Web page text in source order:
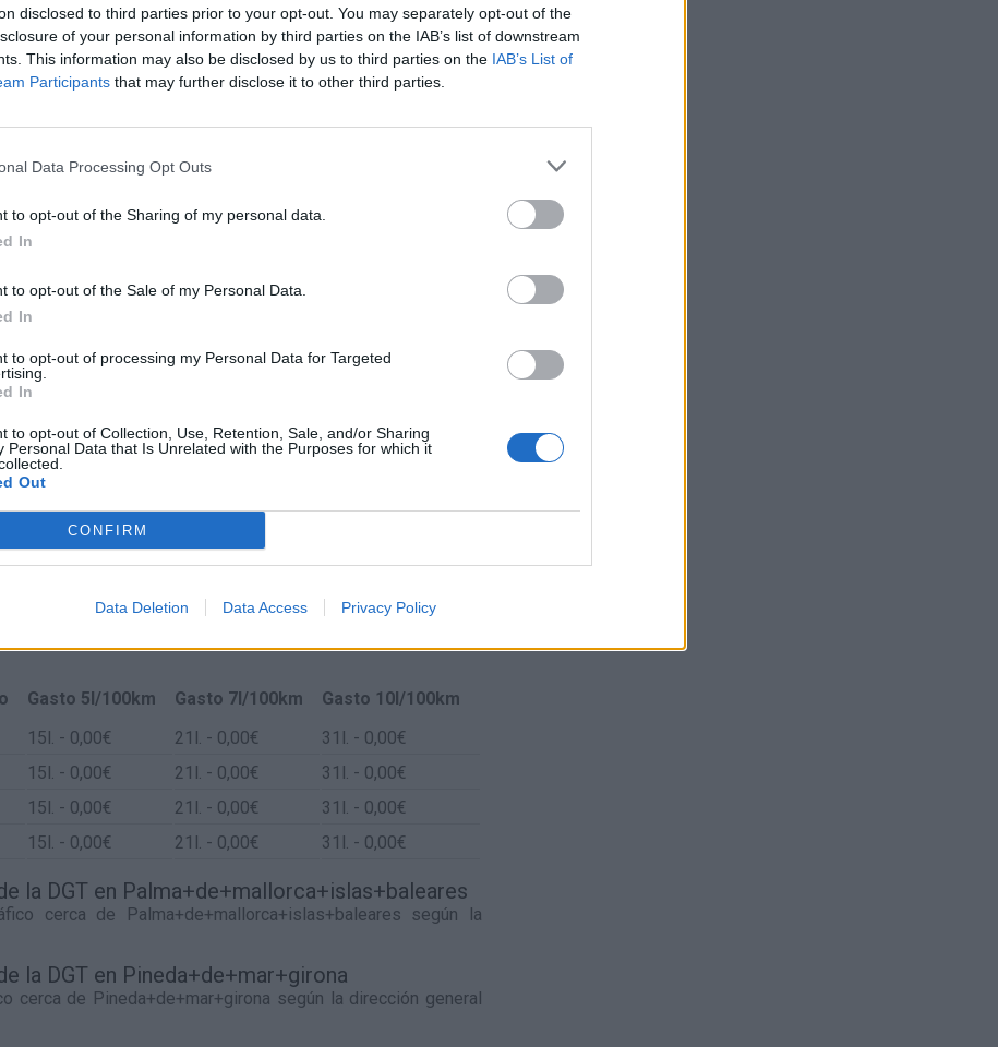
disclosed to third parties prior to your opt-out. You may separately opt-out of the
of your personal information by third parties on the IAB’s list of downstream
This information may also be disclosed by us to third parties on the IAB’s List of
Participants that may further disclose it to other third parties.
Data Processing Opt Outs
to opt-out of the Sharing of my personal data.
In
to opt-out of the Sale of my Personal Data.
In
to opt-out of processing my Personal Data for Targeted
In
to opt-out of Collection, Use, Retention, Sale, and/or Sharing
Personal Data that Is Unrelated with the Purposes for which it
Out
CONFIRM
Data Deletion Data Access Privacy Policy
a Pineda+de+mar+girona
Palma+de+mallorca+islas+baleares y
Gasto 5l/100km Gasto 7l/100km
Gasto 10l/100km
15l. - 0,00€ 21 l. - 0,00€ 31 l. - 0,00€
15l. - 0,00€ 21 l. - 0,00€ 31 l. - 0,00€
15l. - 0,00€ 21 l. - 0,00€ 31 l. - 0,00€
15l. - 0,00€ 21 l. - 0,00€ 31 l. - 0,00€
la DGT en Palma+de+mallorca+islas+baleares
cerca de Palma+de+mallorca+islas+baleares según la
la DGT en Pineda+de+mar+girona
cerca de Pineda+de+mar+girona según la dirección general